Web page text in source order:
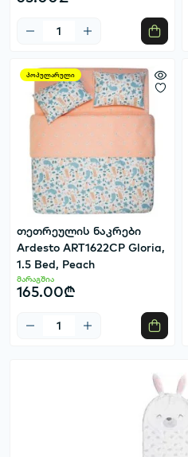
პოპულარული
თეთრეულის ნაკრები
Ardesto ART1622CP Gloria,
1.5 Bed, Peach
მარაგშია
165.00₾